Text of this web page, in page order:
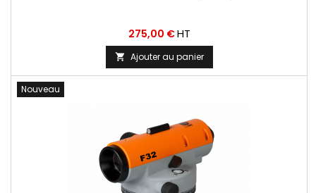
Prix
275,00 €HT
 Ajouter au panier
Nouveau